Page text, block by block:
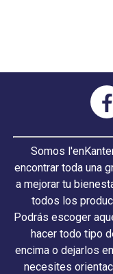
Somos
encontrar toda una
a mejorar tu
todos los
Podrás escoger
hacer todo tipo
encima o dejarlos
necesites